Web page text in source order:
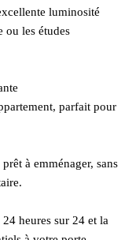
luminosité
ou les études
parfait pour
à emménager, sans
heures sur 24 et la